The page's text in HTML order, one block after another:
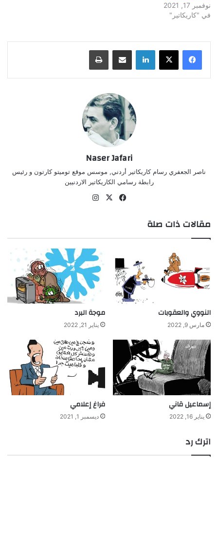
نوفمبر 17, 2021
في "كاريكاتير"
لينكدإن مشاركة عبر البريد طباعة
Naser Jafari
ناصر الجعفري رسام كاريكاتير أردني, موسس موقع توميتو كارتون و رئيس
رابطة رسامي الكاريكاتير الاردنيين
فيسبوك
‫X
مقالات ذات صلة
النووي والعقوبات
مارس 9, 2022
موجة البرد
يناير 21, 2022
إسماعيل قاني
يناير 16, 2022
فراغ إعلامي
ديسمبر 1, 2021
اترك رد